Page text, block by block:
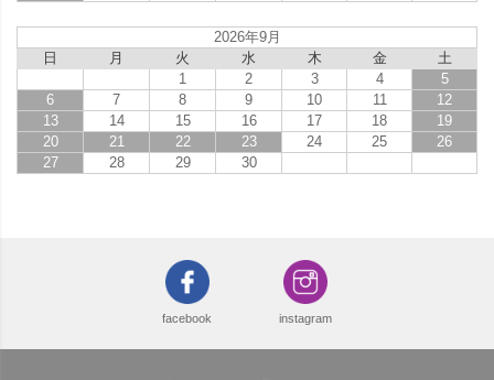
2026年9月
日
月 火 水 木 金
土
1
2 3 4
5
6
7 8 9 10 11
12
13
14 15 16 17 18
19
20
21 22 23 24 25
26
27
28 29 30
facebook instagram